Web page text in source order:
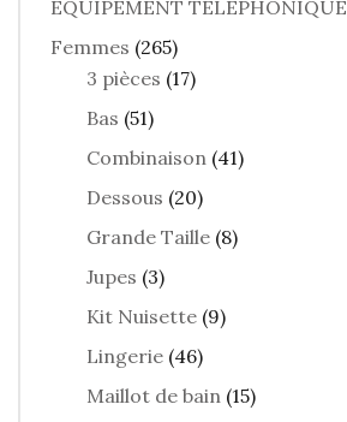
EQUIPEMENT TELEPHONIQUE
Femmes (265)
3 pièces (17)
Bas (51)
Combinaison (41)
Dessous (20)
Grande Taille (8)
Jupes (3)
Kit Nuisette (9)
Lingerie (46)
Maillot de bain (15)